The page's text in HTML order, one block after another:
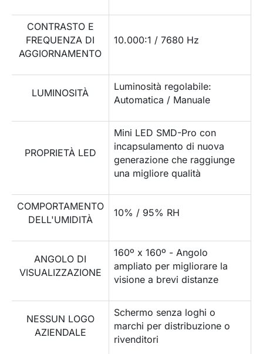
CONTRASTO E
FREQUENZA DI
AGGIORNAMENTO
10.000:1 / 7680 Hz
LUMINOSITÀ
Luminosità regolabile:
Automatica / Manuale
PROPRIETÀ LED
Mini LED SMD-Pro con
incapsulamento di nuova
generazione che raggiunge
una migliore qualità
COMPORTAMENTO
DELL'UMIDITÀ
10% / 95% RH
ANGOLO DI
VISUALIZZAZIONE
160º x 160º - Angolo
ampliato per migliorare la
visione a brevi distanze
NESSUN LOGO
AZIENDALE
Schermo senza loghi o
marchi per distribuzione o
rivenditori